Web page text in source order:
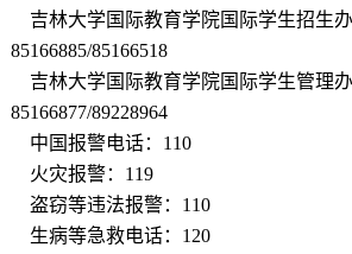
吉林大学国际教育学院国际学生招生
85166885/85166518
吉林大学国际教育学院国际学生管理
85166877/89228964
中国报警电话：110
火灾报警：119
盗窃等违法报警：110
生病等急救电话：120